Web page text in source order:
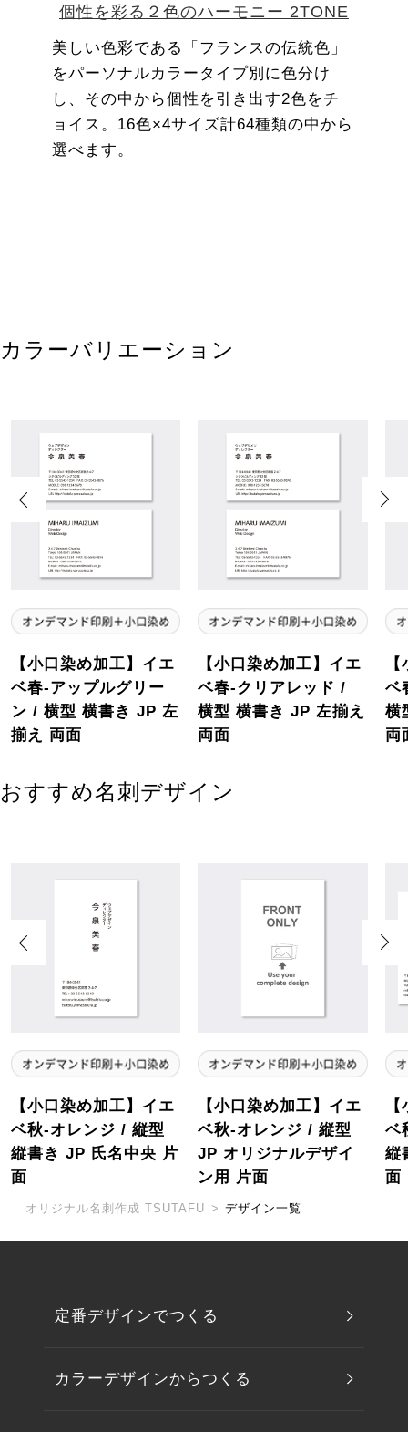
個性を彩る２色のハーモニー 2TONE
美しい色彩である「フランスの伝統色」
をパーソナルカラータイプ別に色分け
し、その中から個性を引き出す2色をチ
ョイス。16色×4サイズ計64種類の中から
選べます。
カラーバリエーション
【小口染め加工】イエ
ベ春-アップルグリー
ン / 横型 横書き JP 左
揃え 両面
【小口染め加工】イエ
ベ春-クリアレッド /
横型 横書き JP 左揃え
両面
ベ
横
両
Previous Next
おすすめ名刺デザイン
【小口染め加工】イエ
ベ秋-オレンジ / 縦型
縦書き JP 氏名中央 片
面
【小口染め加工】イエ
ベ秋-オレンジ / 縦型
JP オリジナルデザイ
ン用 片面
ベ
縦
面
Previous
オリジナル名刺作成 TSUTAFU > デザイン一覧
定番デザインでつくる
カラーデザインからつくる